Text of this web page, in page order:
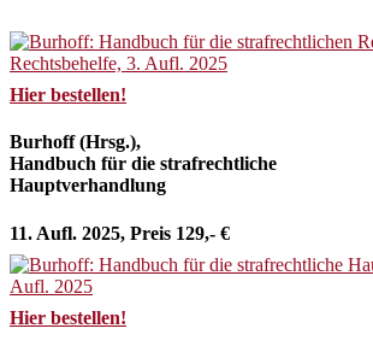
Hier bestellen!
Burhoff (Hrsg.),
Handbuch für die strafrechtliche
Hauptverhandlung
11. Aufl. 2025, Preis 129,- €
Hier bestellen!